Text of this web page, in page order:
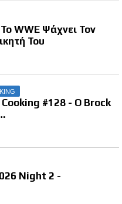
WWE Ψάχνει Τον
Του
#128 - Ο Brock
Night 2 -